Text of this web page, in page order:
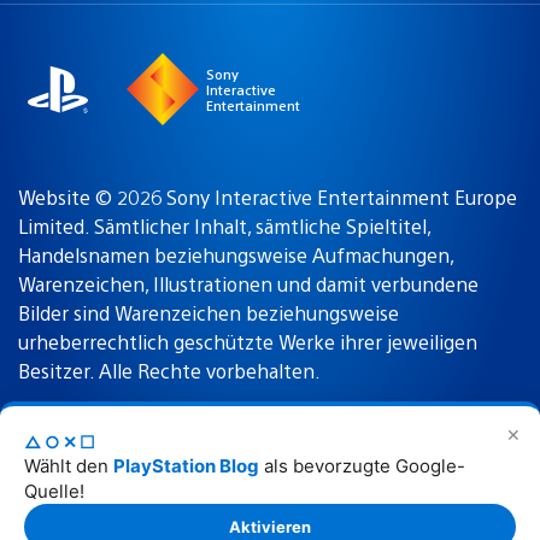
✕
△○✕☐
Wählt den PlayStation Blog als bevorzugte Google-
Quelle!
Aktivieren
Sony
Interactive
Entertainment
Website © 2026 Sony Interactive Entertainment Europe
Limited. Sämtlicher Inhalt, sämtliche Spieltitel,
Handelsnamen beziehungsweise Aufmachungen,
Warenzeichen, Illustrationen und damit verbundene
Bilder sind Warenzeichen beziehungsweise
urheberrechtlich geschützte Werke ihrer jeweiligen
Besitzer. Alle Rechte vorbehalten.
Nutzungsbedingungen Datenschutzrichtlinie
Rechtliche Hinweise